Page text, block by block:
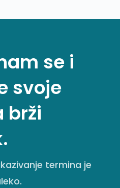
se i
svoje
brži
termina je